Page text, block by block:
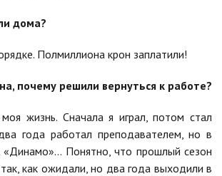
дома?
Полмиллиона крон заплатили!
почему решили вернуться к работе?
жизнь. Сначала я играл, потом стал
года работал преподавателем, но в
«Динамо»… Понятно, что прошлый сезон
как ожидали, но два года выходили в